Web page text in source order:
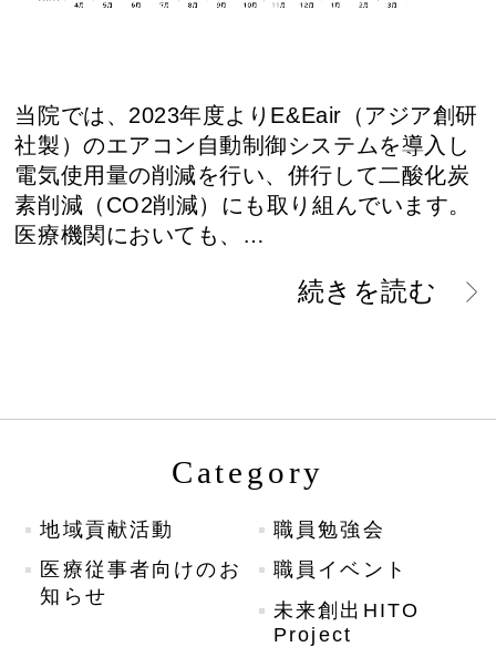
当院では、2023年度よりE&Eair（アジア創研
社製）のエアコン自動制御システムを導入し
電気使用量の削減を行い、併行して二酸化炭
素削減（CO2削減）にも取り組んでいます。
医療機関においても、…
続きを読む
Category
地域貢献活動
職員勉強会
医療従事者向けのお
知らせ
職員イベント
未来創出HITO
Project